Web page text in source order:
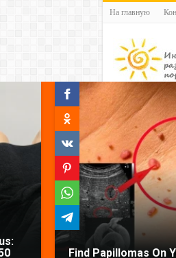
На главную
Find Papillomas On